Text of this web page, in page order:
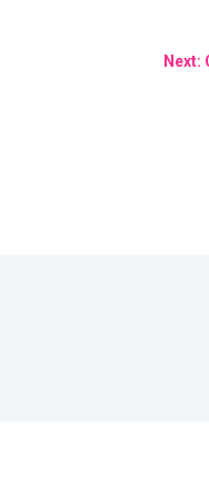
Next: